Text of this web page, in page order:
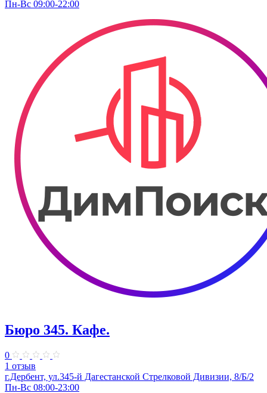
Пн-Вс 09:00-22:00
Бюро 345. Кафе.
0
1 отзыв
г.Дербент, ​ул.345-й Дагестанской Стрелковой Дивизии, 8/Б/2
Пн-Вс 08:00-23:00